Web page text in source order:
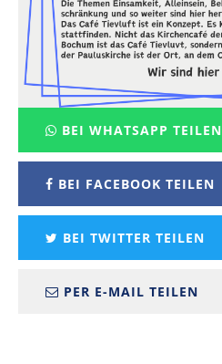
BEI WHATSAPP TEILEN
BEI FACEBOOK TEILEN
BEI TWITTER TEILEN
PER E-MAIL TEILEN